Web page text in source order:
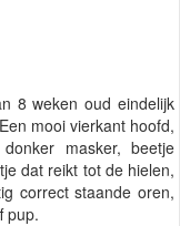
8 weken oud eindelijk
mooi vierkant hoofd,
masker, beetje
dat reikt tot de hielen,
correct staande oren,
pup.